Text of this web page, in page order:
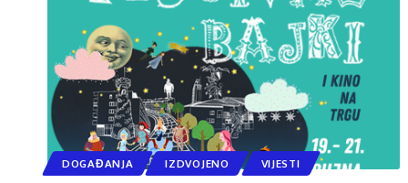
DOGAĐANJA IZDVOJENO VIJESTI